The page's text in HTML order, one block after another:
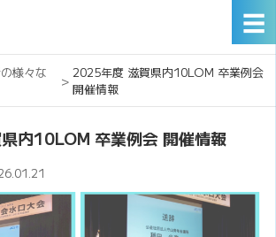
☰
様々な
> 2025年度 滋賀県内10LOM 卒業例会
開催情報
内10LOM 卒業例会 開催情報